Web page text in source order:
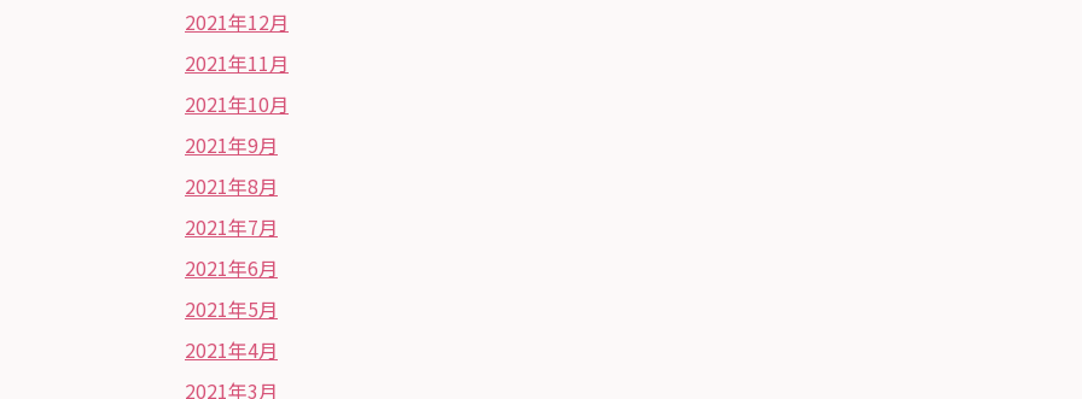
2021年12月
2021年11月
2021年10月
2021年9月
2021年8月
2021年7月
2021年6月
2021年5月
2021年4月
2021年3月